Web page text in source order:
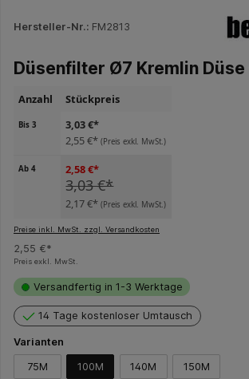
Hersteller-Nr.: FM2813
Düsenfilter Ø7 Kremlin Düse
Anzahl Stückpreis
Bis3
3,03 €*
2,55 €*(Preis exkl. MwSt.)
Ab4 2,58 €*
3,03 €*
2,17 €*(Preis exkl. MwSt.)
Preise inkl. MwSt. zzgl. Versandkosten
2,55 €*
Preis exkl. MwSt.
Versandfertig in 1-3 Werktage
14 Tage kostenloser Umtausch
Varianten
75M 100M 140M 150M